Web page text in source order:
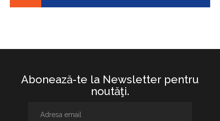
Abonează-te la Newsletter pentru
noutăţi.